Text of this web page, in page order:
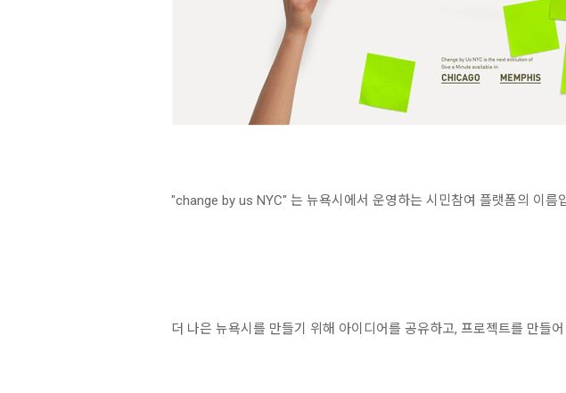
"change by us NYC" 는 뉴욕시에서 운영하는 시민참여 플랫폼의 이름
더 나은 뉴욕시를 만들기 위해 아이디어를 공유하고, 프로젝트를 만들